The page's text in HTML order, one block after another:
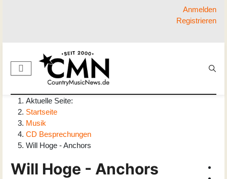
Anmelden
Registrieren
Aktuelle Seite:
Startseite
Musik
CD Besprechungen
Will Hoge - Anchors
Will Hoge - Anchors